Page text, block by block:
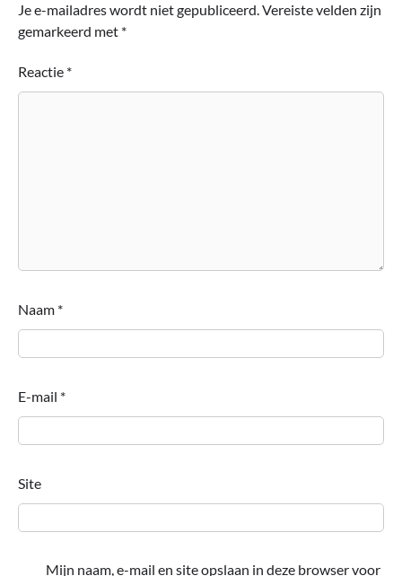
Je e-mailadres wordt niet gepubliceerd.Vereiste velden zijn
gemarkeerd met *
Reactie *
Naam *
E-mail *
Site
Mijn naam, e-mail en site opslaan in deze browser voor